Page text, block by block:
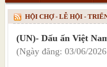
THAM KHẢO & KHÁM PHÁ VIDEO
HỘI CHỢ - LỄ HỘI -
(UN)- Dấu ấn Việt
(Ngày đăng: 03/06/